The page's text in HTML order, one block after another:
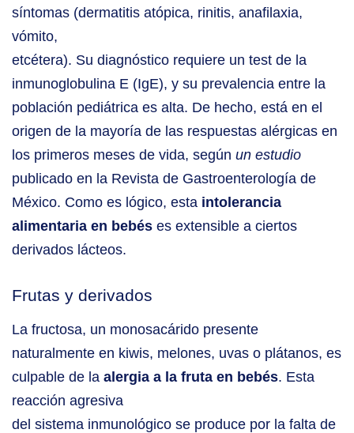
síntomas (dermatitis atópica, rinitis, anafilaxia,
vómito,
etcétera). Su diagnóstico requiere un test de la
inmunoglobulina E (IgE), y su prevalencia entre la
población pediátrica es alta. De hecho, está en el
origen de la mayoría de las respuestas alérgicas en
los primeros meses de vida, según un estudio
publicado en la Revista de Gastroenterología de
México. Como es lógico, esta intolerancia
alimentaria en bebés es extensible a ciertos
derivados lácteos.
Frutas y derivados
La fructosa, un monosacárido presente
naturalmente en kiwis, melones, uvas o plátanos, es
culpable de la alergia a la fruta en bebés. Esta
reacción agresiva
del sistema inmunológico se produce por la falta de